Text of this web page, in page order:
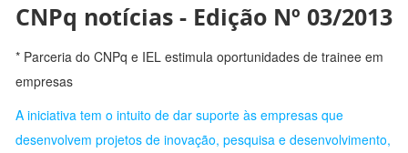
CNPq notícias - Edição Nº 03/2013
* Parceria do CNPq e IEL estimula oportunidades de trainee em
empresas
A iniciativa tem o intuito de dar suporte às empresas que
desenvolvem projetos de inovação, pesquisa e desenvolvimento,